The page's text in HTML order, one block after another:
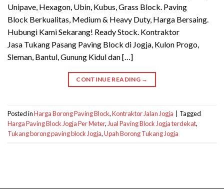
Unipave, Hexagon, Ubin, Kubus, Grass Block. Paving
Block Berkualitas, Medium & Heavy Duty, Harga Bersaing.
Hubungi Kami Sekarang! Ready Stock. Kontraktor
Jasa Tukang Pasang Paving Block di Jogja, Kulon Progo,
Sleman, Bantul, Gunung Kidul dan […]
CONTINUE READING →
Posted inHarga Borong Paving Block,Kontraktor Jalan Jogja
Tagged
Harga Paving Block Jogja Per Meter, Jual Paving Block Jogja terdekat,
Tukang borong paving block Jogja,Upah Borong Tukang Jogja